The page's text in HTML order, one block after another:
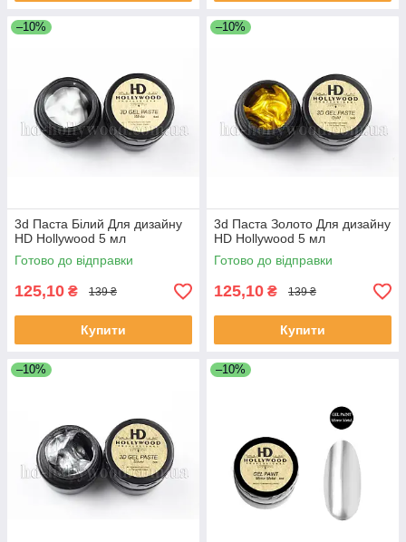
–10%
3d Паста Білий Для дизайну
HD Hollywood 5 мл
Готово до відправки
125,10 ₴ 139 ₴
Купити
–10%
3d Паста Золото Для дизайну
HD Hollywood 5 мл
Готово до відправки
125,10 ₴ 139 ₴
Купити
–10% –10%